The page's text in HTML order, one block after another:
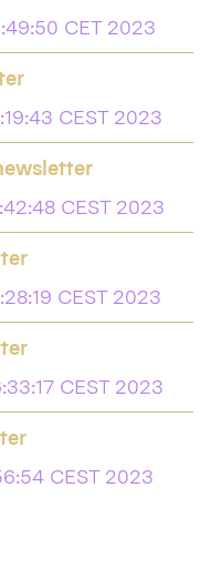
CET 2023
CEST 2023
CEST 2023
CEST 2023
CEST 2023
CEST 2023